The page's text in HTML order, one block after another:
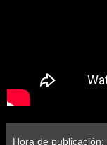
Hora de publicación: